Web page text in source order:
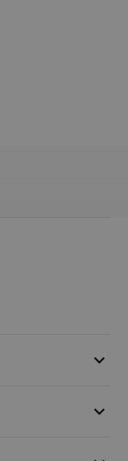
keyboard_arrow_down
keyboard_arrow_down